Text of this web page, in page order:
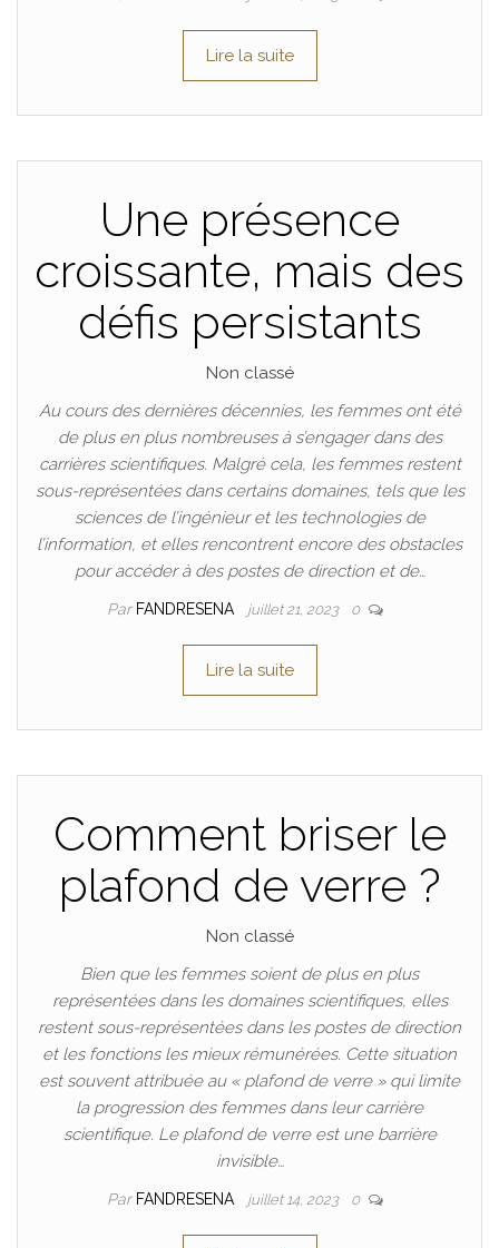
Lire la suite
Une présence
croissante, mais des
défis persistants
Non classé
Au cours des dernières décennies, les femmes ont été
de plus en plus nombreuses à s’engager dans des
carrières scientifiques. Malgré cela, les femmes restent
sous-représentées dans certains domaines, tels que les
sciences de l’ingénieur et les technologies de
l’information, et elles rencontrent encore des obstacles
pour accéder à des postes de direction et de…
Par FANDRESENA juillet 21, 2023 0
Lire la suite
Comment briser le
plafond de verre ?
Non classé
Bien que les femmes soient de plus en plus
représentées dans les domaines scientifiques, elles
restent sous-représentées dans les postes de direction
et les fonctions les mieux rémunérées. Cette situation
est souvent attribuée au « plafond de verre » qui limite
la progression des femmes dans leur carrière
scientifique. Le plafond de verre est une barrière
invisible…
Par FANDRESENA juillet 14, 2023 0